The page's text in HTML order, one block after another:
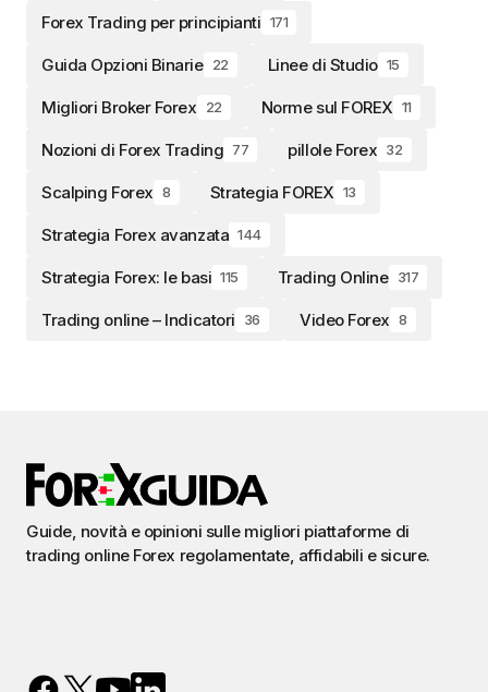
Forex Trading per principianti 171
Guida Opzioni Binarie 22 Linee di Studio 15
Migliori Broker Forex 22 Norme sul FOREX 11
Nozioni di Forex Trading 77 pillole Forex 32
Scalping Forex 8 Strategia FOREX 13
Strategia Forex avanzata 144
Strategia Forex: le basi 115 Trading Online 317
Trading online – Indicatori 36 Video Forex 8
Guide, novità e opinioni sulle migliori piattaforme di
trading online Forex regolamentate, affidabili e sicure.